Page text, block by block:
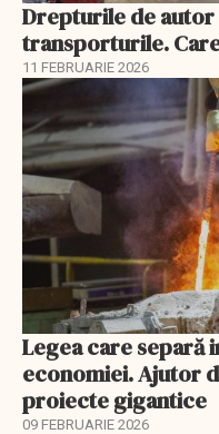
Drepturile de
transporturile.
11 FEBRUARIE 2026
Legea care separă
economiei. Ajutor
proiecte gigantice
09 FEBRUARIE 2026